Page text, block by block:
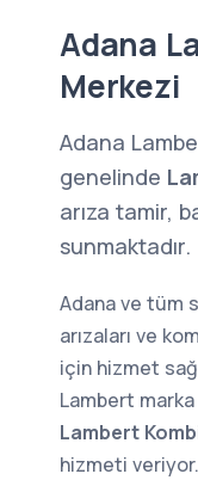
Adana
Merkezi
Adana
genelinde
arıza tamir,
sunmaktadır.
Adana ve tüm
arızaları ve
için hizmet
Lambert
Lambert
hizmeti